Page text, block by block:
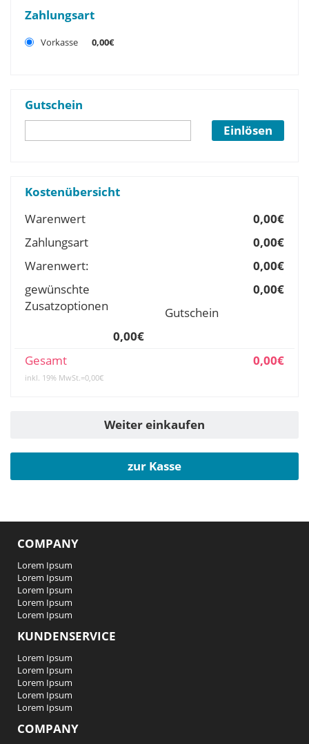
Zahlungsart
Vorkasse 0,00€
Gutschein
Einlösen
Kostenübersicht
Warenwert
0,00€
Zahlungsart
0,00€
Warenwert:
0,00€
gewünschte
Zusatzoptionen
0,00€
Gutschein
0,00€
Gesamt
0,00€
inkl. 19% MwSt.=0,00€
Weiter einkaufen
zur Kasse
COMPANY
Lorem Ipsum
Lorem Ipsum
Lorem Ipsum
Lorem Ipsum
Lorem Ipsum
KUNDENSERVICE
Lorem Ipsum
Lorem Ipsum
Lorem Ipsum
Lorem Ipsum
Lorem Ipsum
COMPANY